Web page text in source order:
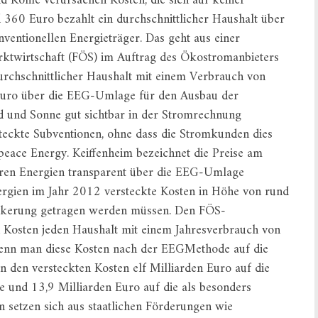
Euro bezahlt ein durchschnittlicher Haushalt über
Energieträger. Das geht aus einer
(FÖS) im Auftrag des Ökostromanbieters
Haushalt mit einem Verbrauch von
über die EEG-Umlage für den Ausbau der
Sonne gut sichtbar in der Stromrechnung
Subventionen, ohne dass die Stromkunden dies
Energy. Keiffenheim bezeichnet die Preise am
Energien transparent über die EEG-Umlage
im Jahr 2012 versteckte Kosten in Höhe von rund
getragen werden müssen. Den FÖS-
jeden Haushalt mit einem Jahresverbrauch von
man diese Kosten nach der EEGMethode auf die
den versteckten Kosten elf Milliarden Euro auf die
13,9 Milliarden Euro auf die als besonders
sich aus staatlichen Förderungen wie